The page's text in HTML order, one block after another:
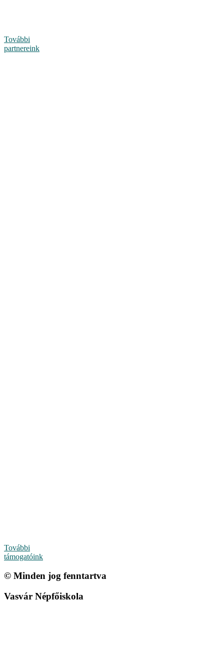
További
partnereink
További
támogatóink
© Minden jog fenntartva
Vasvár Népfőiskola